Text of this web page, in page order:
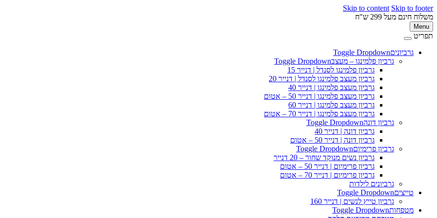
Skip to content Skip to footer
משלוח חינם מעל 299 ש"ח
Menu
תפריט
גרביוניםToggle Dropdown
גרביון פלמינגו – מעצבToggle Dropdown
גרביון פלמינגו לסנדל | דנייר 15
גרביון מעצב פלמינגו לסנדל | דנייר 20
גרביון מעצב פלמינגו | דנייר 40
גרביון מעצב פלמינגו | דנייר 50 – אטום
גרביון מעצב פלמינגו | דנייר 60
גרביון מעצב פלמינגו | דנייר 70 – אטום
גרביון דונהToggle Dropdown
גרביון דונה | דנייר 40
גרביון דונה | דנייר 50 – אטום
גרביון פרימיוםToggle Dropdown
גרביון נשים מנוקד שחור – 20 דנייר
גרביון פרימיום | דנייר 50 – אטום
גרביון פרימיום | דנייר 70 – אטום
גרביונים לילדות
טייציםToggle Dropdown
גרביון טייץ לנשים | דנייר 160
מטפחותToggle Dropdown